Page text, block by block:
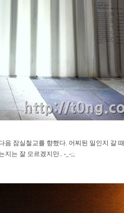
음 잠실철교를 향했다. 어찌된 일인지 갈
지는 잘 모르겠지만.. -_-;;